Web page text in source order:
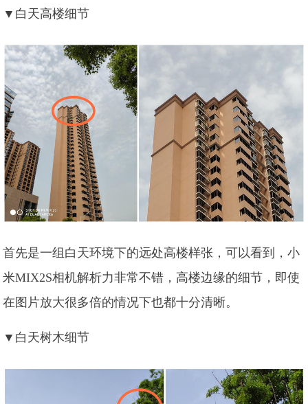
▼白天高楼细节
首先是一组白天环境下的远处高楼样张，可以看到，小
米MIX2S相机解析力非常不错，高楼边缘的细节，即使
在图片放大很多倍的情况下也都十分清晰。
▼白天树木细节